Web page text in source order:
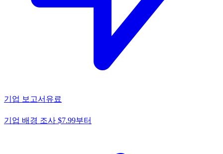
기업 보고서 유료
기업 배경 조사 $7.99부터